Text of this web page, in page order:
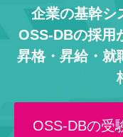
企業の基幹シ
OSS-DBの採用
昇格・昇給・就
OSS-DBの受